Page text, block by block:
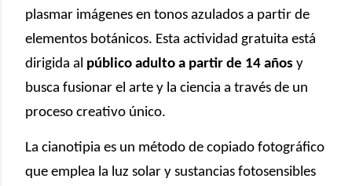
plasmar imágenes en tonos azulados a partir de
elementos botánicos. Esta actividad gratuita está
dirigida al público adulto a partir de 14 años y
busca fusionar el arte y la ciencia a través de un
proceso creativo único.
La cianotipia es un método de copiado fotográfico
que emplea la luz solar y sustancias fotosensibles